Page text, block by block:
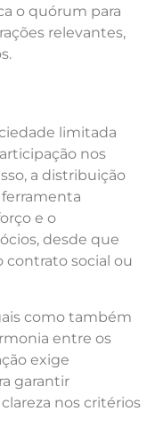
o quórum para
relevantes,
limitada
nos
a distribuição
e o
desde que
contrato social ou
como também
entre os
exige
garantir
nos critérios